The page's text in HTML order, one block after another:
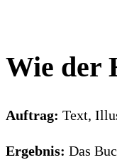
Wie der
Auftrag: Text,
Ergebnis: Das